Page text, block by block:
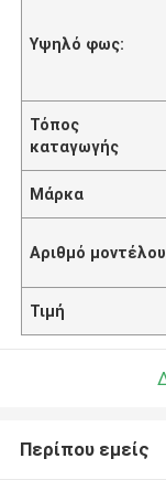
Υψηλό φως:
Τόπος
καταγωγής
Μάρκα
Αριθμό μοντέλου
Τιμή
Περίπου εμείς